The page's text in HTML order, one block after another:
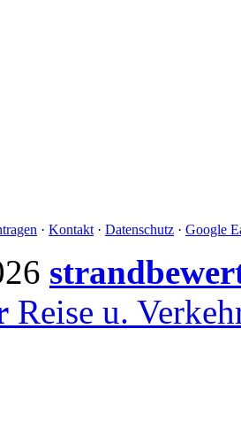
· Kontakt · Datenschutz · Google
Reise u.